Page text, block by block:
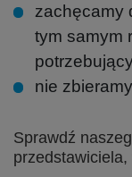
zachęcamy
tym samym
nie
Sprawdź